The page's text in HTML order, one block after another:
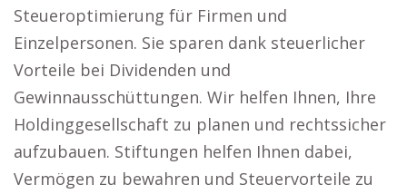
Steueroptimierung für Firmen und
Einzelpersonen. Sie sparen dank steuerlicher
Vorteile bei Dividenden und
Gewinnausschüttungen. Wir helfen Ihnen, Ihre
Holdinggesellschaft zu planen und rechtssicher
aufzubauen. Stiftungen helfen Ihnen dabei,
Vermögen zu bewahren und Steuervorteile zu